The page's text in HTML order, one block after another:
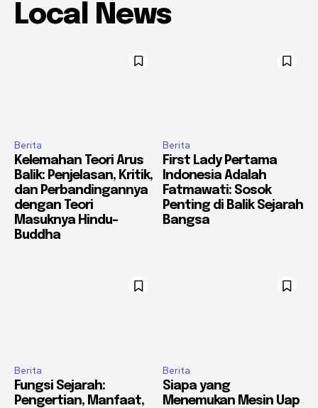
Local News
Berita
Kelemahan Teori Arus
Balik: Penjelasan, Kritik,
dan Perbandingannya
dengan Teori
Masuknya Hindu-
Buddha
Berita
First Lady Pertama
Indonesia Adalah
Fatmawati: Sosok
Penting di Balik Sejarah
Bangsa
Berita
Fungsi Sejarah:
Pengertian, Manfaat,
Berita
Siapa yang
Menemukan Mesin Uap